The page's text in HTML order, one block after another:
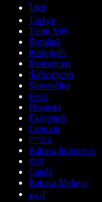
ไทย
Türkçe
Tiếng Việt
Română
Português
Български
ქართული
Slovenčina
Eesti
Hrvatski
Ελληνικά
Lietuvių
עברית
Bahasa Indonesia
বাংলা
Català
Bahasa Melayu
اردو